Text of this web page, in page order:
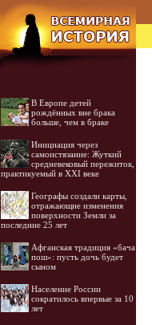
В Европе детей
рождённых вне брака
больше, чем в браке
Инициация через
самоистязание: Жуткий
средневековый пережиток,
практикуемый в XXI веке
Географы создали карты,
отражающие изменения
поверхности Земли за
последние 25 лет
Афганская традиция «бача
пош»: пусть дочь будет
сыном
Население России
сократилось впервые за 10
лет